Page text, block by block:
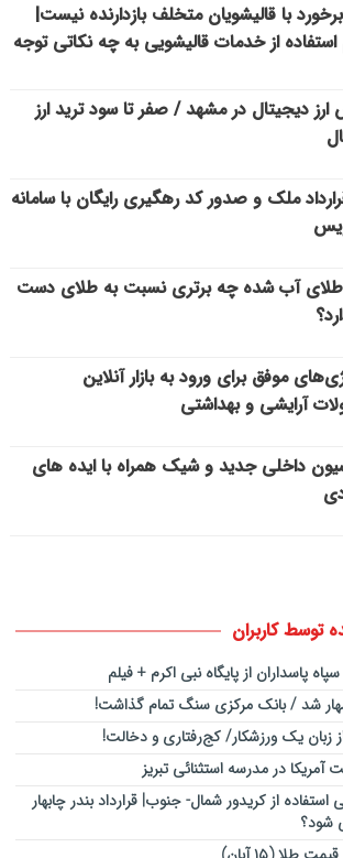
با قالیشویان متخلف بازدارنده نیست|
از خدمات قالیشویی به چه نکاتی توجه
دیجیتال در مشهد / صفر تا سود ترید ارز
ملک و صدور کد رهگیری رایگان با سامانه
آب شده چه برتری نسبت به طلای دست
موفق برای ورود به بازار آنلاین
آرایشی و بهداشتی
داخلی جدید و شیک همراه با ایده های
توسط کاربران
پاسداران از پایگاه نبی اکرم + فیلم
شد / بانک مرکزی سنگ تمام گذاشت!
زبان یک ورزشکار/ کج‌رفتاری‌ و دخالت‌!
آمریکا در مدرسه استثنائی تبریز
از کریدور شمال- جنوب| قرارداد بندر چابهار
شود؟